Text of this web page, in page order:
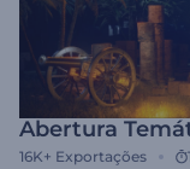
Abertura
16K+ Exportações